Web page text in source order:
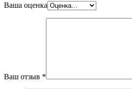
Ваша оценка
Ваш отзыв *